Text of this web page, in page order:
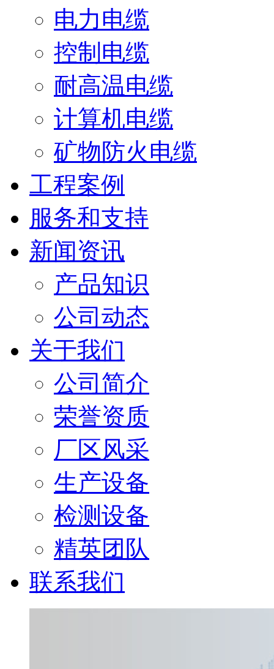
电力电缆
控制电缆
耐高温电缆
计算机电缆
矿物防火电缆
工程案例
服务和支持
新闻资讯
产品知识
公司动态
关于我们
公司简介
荣誉资质
厂区风采
生产设备
检测设备
精英团队
联系我们